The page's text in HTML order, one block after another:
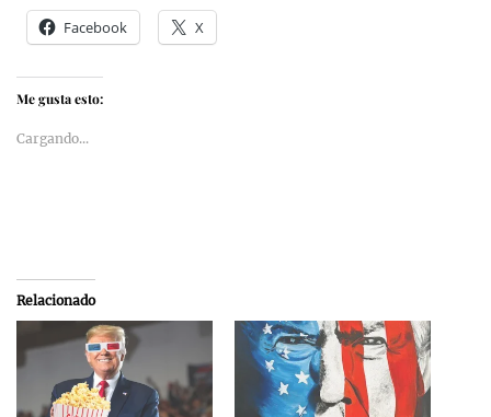
Facebook X
Me gusta esto:
Cargando...
Relacionado